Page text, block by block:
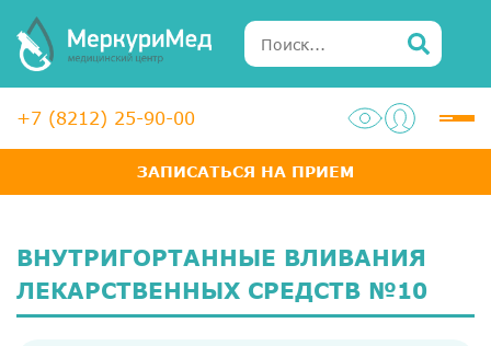
+7 (8212) 25-90-00
ЗАПИСАТЬСЯ НА ПРИЕМ
Услуги
ВНУТРИГОРТАННЫЕ ВЛИВАНИЯ
ЛЕКАРСТВЕННЫХ СРЕДСТВ №10